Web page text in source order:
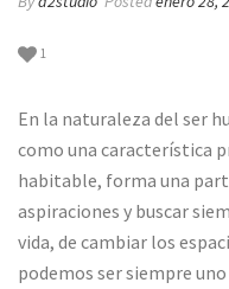
1
En la naturaleza del ser
como una característica
habitable, forma una
aspiraciones y buscar
vida, de cambiar los
podemos ser siempre